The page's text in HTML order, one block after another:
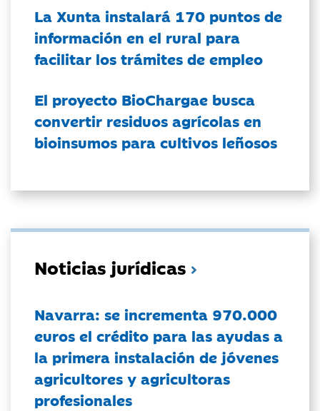
La Xunta instalará 170 puntos de
información en el rural para
facilitar los trámites de empleo
El proyecto BioChargae busca
convertir residuos agrícolas en
bioinsumos para cultivos leñosos
Noticias jurídicas
Navarra: se incrementa 970.000
euros el crédito para las ayudas a
la primera instalación de jóvenes
agricultores y agricultoras
profesionales